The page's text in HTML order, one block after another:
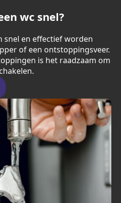
wc snel?
snel en effectief worden
of een ontstoppingsveer.
is het raadzaam om